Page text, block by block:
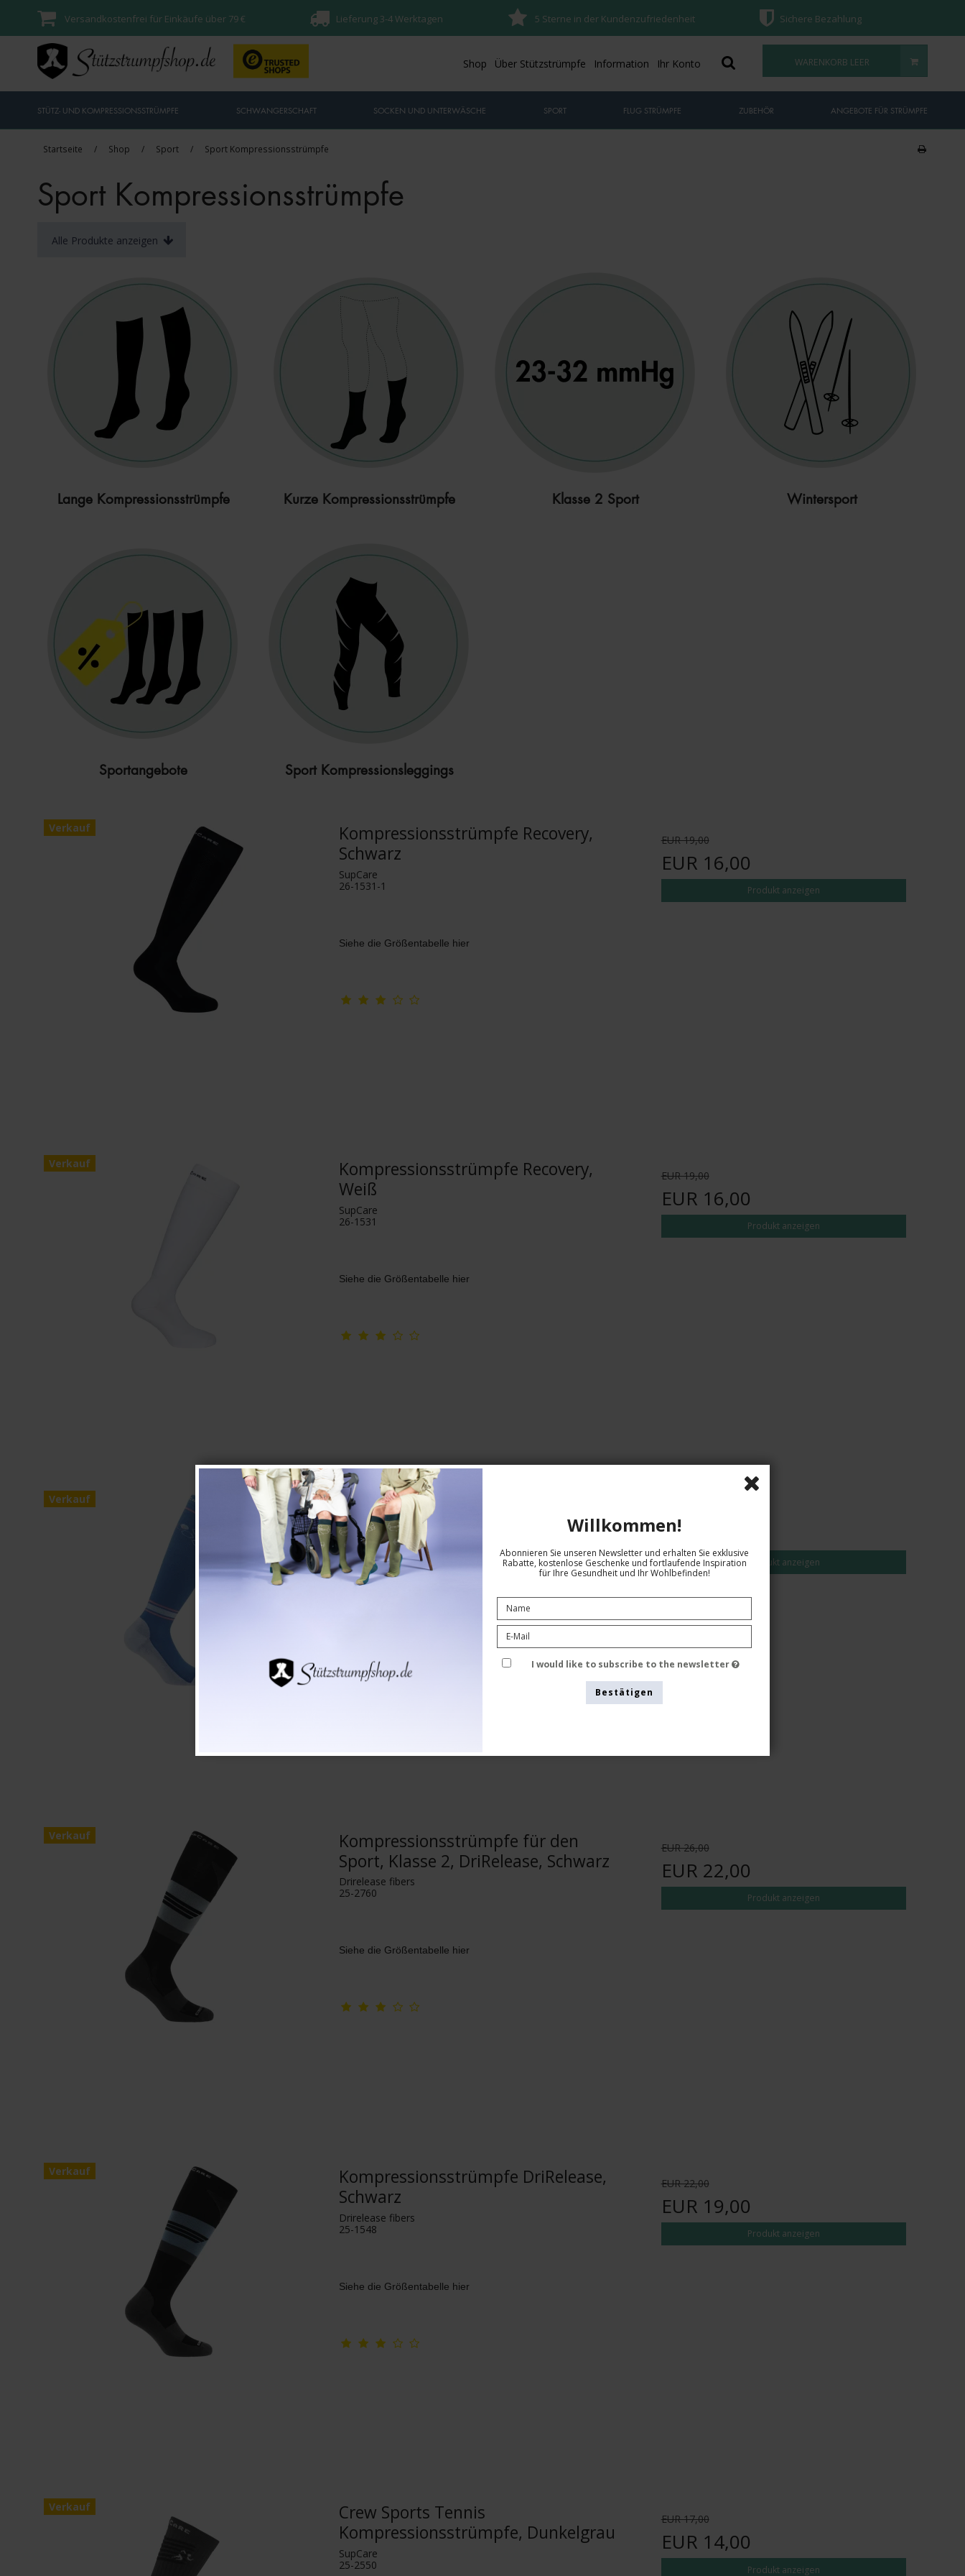
Versandkostenfrei für Einkäufe über 79 € Lieferung 3-4 Werktagen 5 Sterne in der Kundenzufriedenheit Sichere Bezahlung
WARENKORB LEER
Shop Über Stützstrümpfe Information Ihr Konto
STÜTZ- UND KOMPRESSIONSSTRÜMPFE SCHWANGERSCHAFT SOCKEN UND UNTERWÄSCHE SPORT FLUG STRÜMPFE ZUBEHÖR ANGEBOTE FÜR STRÜMPFE
Startseite / Shop / Sport / Sport Kompressionsstrümpfe
Sport Kompressionsstrümpfe
Alle Produkte anzeigen
Lange Kompressionsstrümpfe Kurze Kompressionsstrümpfe Klasse 2 Sport Wintersport
Sportangebote Sport Kompressionsleggings
Verkauf
Kompressionsstrümpfe Recovery,
Schwarz
SupCare
26-1531-1
Siehe die Größentabelle hier
EUR 19,00
EUR 16,00
Produkt anzeigen
Verkauf
Kompressionsstrümpfe Recovery,
Weiß
SupCare
26-1531
Siehe die Größentabelle hier
EUR 19,00
EUR 16,00
Produkt anzeigen
Verkauf
Kompressionsstrümpfe DriRelease,
Blaues Bienenstockmuster
Drirelease fibers
25-2770
EUR 19,00
Produkt anzeigen
Verkauf
Kompressionsstrümpfe für den
Sport, Klasse 2, DriRelease, Schwarz
Drirelease fibers
25-2760
Siehe die Größentabelle hier
EUR 26,00
EUR 22,00
Produkt anzeigen
Verkauf
Kompressionsstrümpfe DriRelease,
Schwarz
Drirelease fibers
25-1548
Siehe die Größentabelle hier
EUR 22,00
EUR 19,00
Produkt anzeigen
Verkauf
Crew Sports Tennis
Kompressionsstrümpfe, Dunkelgrau
SupCare
25-2550
EUR 17,00
EUR 14,00
Produkt anzeigen
Willkommen!
Abonnieren Sie unseren Newsletter und erhalten Sie exklusive
Rabatte, kostenlose Geschenke und fortlaufende Inspiration
für Ihre Gesundheit und Ihr Wohlbefinden!
I would like to subscribe to the newsletter
Bestätigen